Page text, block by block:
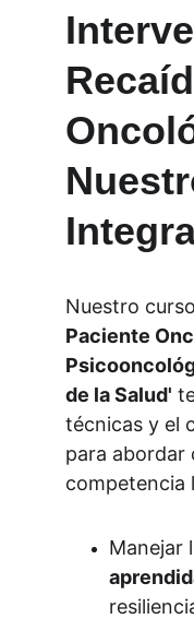
Nuestro curso
Paciente
de la Salud'
técnicas y el
para abordar
competencia
Manejar